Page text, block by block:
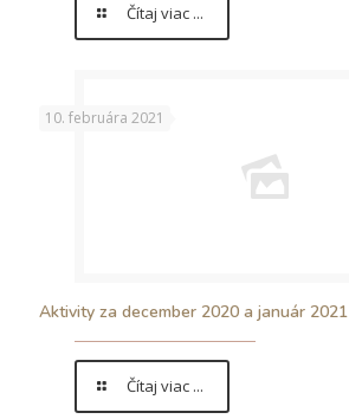
Čítaj viac ...
10. februára 2021
Aktivity za december 2020 a január 2021
Čítaj viac ...